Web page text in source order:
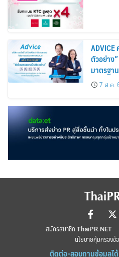
ADVICE
ตัวอย่าง
มาตรฐา
7 ส.ค.
สมัครสมาชิก ThaiPR.NET
นโยบายคุ้มครองข้
ติดต่อ-สอบถามข้อมูลไ